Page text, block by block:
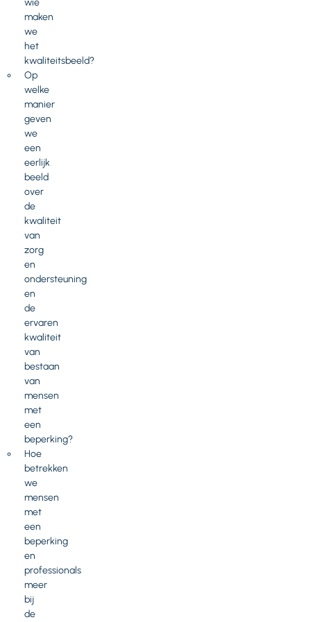
wie
maken
we
het
kwaliteitsbeeld?
Op
welke
manier
geven
we
een
eerlijk
beeld
over
de
kwaliteit
van
zorg
en
ondersteuning
en
de
ervaren
kwaliteit
van
bestaan
van
mensen
met
een
beperking?
Hoe
betrekken
we
mensen
met
een
beperking
en
professionals
meer
bij
de